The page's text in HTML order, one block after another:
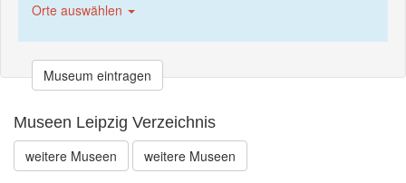
Orte auswählen
Museum eintragen
Museen Leipzig Verzeichnis
weitere Museen
weitere Museen